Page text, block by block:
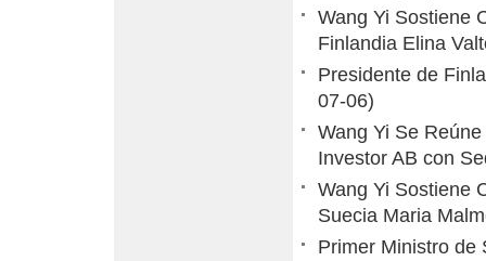
Wang Yi Sostiene
Finlandia Elina
Presidente de
07-06)
Wang Yi Se
Investor AB con
Wang Yi Sostiene
Suecia Maria
Primer Ministro de